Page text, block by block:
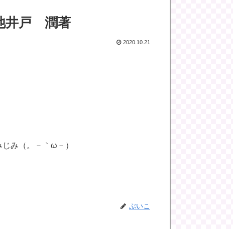
井戸 潤著
2020.10.21
み（。－｀ω－）
ぶいこ